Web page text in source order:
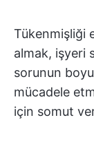
Tükenmişliği
almak, işyeri
sorunun
mücadele
için somut